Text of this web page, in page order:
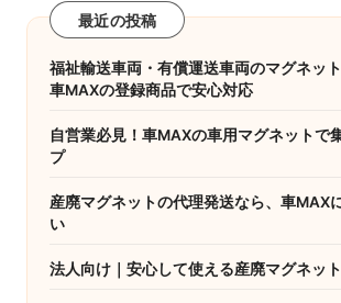
の
ペ
ー
ジ
送
り
最近の投稿
福祉輸送車両・有償運送車両のマグネット
車MAXの登録商品で安心対応
自営業必見！車MAXの車用マグネットで
プ
産廃マグネットの代理発送なら、車MAX
い
法人向け｜安心して使える産廃マグネッ